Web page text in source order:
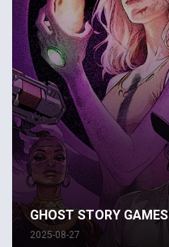
GHOST STORY GAMES
2025-08-27